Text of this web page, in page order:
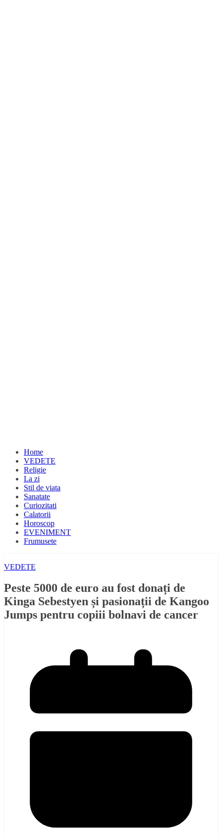
Home
VEDETE
Religie
La zi
Stil de viata
Sanatate
Curiozitati
Calatorii
Horoscop
EVENIMENT
Frumusete
VEDETE
Peste 5000 de euro au fost donați de
Kinga Sebestyen și pasionații de Kangoo
Jumps pentru copiii bolnavi de cancer